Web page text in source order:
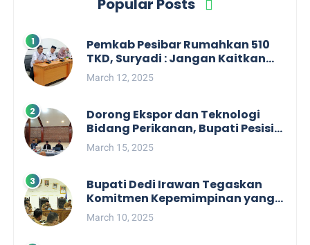
Popular Posts
Pemkab Pesibar Rumahkan 510
TKD, Suryadi : Jangan Kaitkan
Dengan Kepentingan Politik
March 12, 2025
Dorong Ekspor dan Teknologi
Bidang Perikanan, Bupati Pesisir
Barat Audiensi Terkait Sister City
March 15, 2025
Bupati Dedi Irawan Tegaskan
Komitmen Kepemimpinan yang
Berpihak kepada Masyarakat
dalam Rapat Koordinasi OPD
March 10, 2025